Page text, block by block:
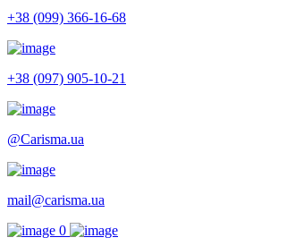
+38 (099) 366-16-68
+38 (097) 905-10-21
@Carisma.ua
mail@carisma.ua
0